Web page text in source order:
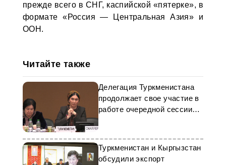
прежде всего в СНГ, каспийской «пятерке», в
формате «Россия — Центральная Азия» и
ООН.
Читайте также
Делегация Туркменистана
продолжает свое участие в
работе очередной сессии
CEDAW
Туркменистан и Кыргызстан
обсудили экспорт